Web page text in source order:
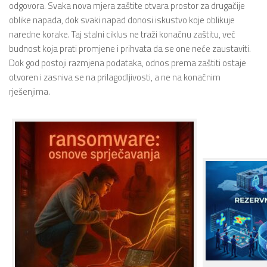
odgovora. Svaka nova mjera zaštite otvara prostor za drugačije
oblike napada, dok svaki napad donosi iskustvo koje oblikuje
naredne korake. Taj stalni ciklus ne traži konačnu zaštitu, već
budnost koja prati promjene i prihvata da se one neće zaustaviti.
Dok god postoji razmjena podataka, odnos prema zaštiti ostaje
otvoren i zasniva se na prilagodljivosti, a ne na konačnim
rješenjima.